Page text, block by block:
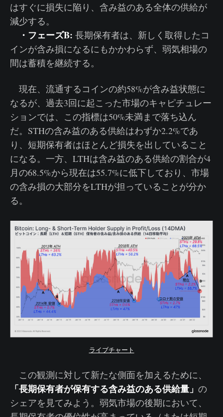
はすぐに損失に陥り、含み益のある全体の供給が
減少する。
・フェーズB: 長期保有者は、新しく取得したコ
インが含み損になるにもかかわらず、弱気相場の
間は蓄積を継続する。
現在、流通するコインの約58%が含み益状態に
なるが、過去3回に起こった市場のキャピチュレー
ションでは、この指標は50%未満まで落ち込ん
だ。STHの含み益のある供給はわずか2.2%であ
り、短期保有者はほとんど損失を出していること
になる。一方、LTHは含み益のある供給の割合が4
月の68.5%から現在は55.7%に低下しており、市場
の含み損の大部分をLTHが担っていることが分か
る。
ライブチャート
この観測に対して新たな側面を加えるために、
「長期保有者が保有する含み益のある供給量」 の
シェアを見てみよう。弱気市場の後期において、